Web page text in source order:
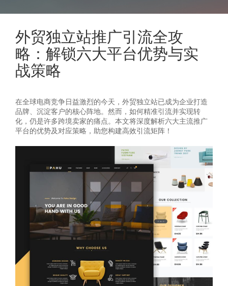
外贸独立站推广引流全攻
略：解锁六大平台优势与实
战策略
在全球电商竞争日益激烈的今天，外贸独立站已成为企业打造
品牌、沉淀客户的核心阵地。然而，如何精准引流并实现转
化，仍是许多跨境卖家的痛点。本文将深度解析六大主流推广
平台的优势及对应策略，助您构建高效引流矩阵！